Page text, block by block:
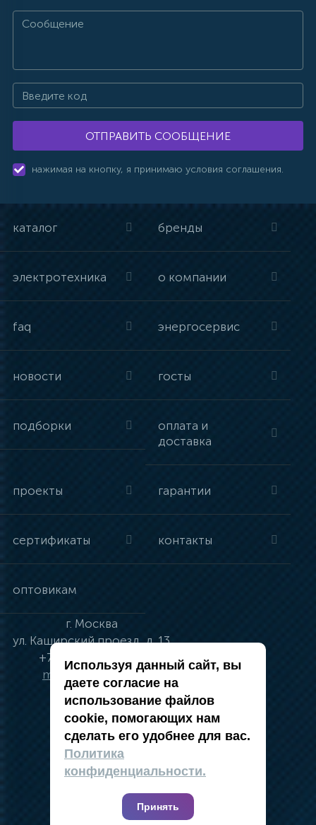
ОТПРАВИТЬ СООБЩЕНИЕ
нажимая на кнопку, я принимаю условия соглашения.
каталог бренды
электротехника о компании
faq энергосервис
новости госты
подборки
оплата и
доставка
проекты гарантии
сертификаты контакты
оптовикам
г. Москва
ул. Каширский проезд, д. 13
+7 (495) 134-41-83
moskva@vincci.ru
политика в отношении обработки
персональных данных
публичная оферта
карта сайта
2019 — 2026 @ Компания Vincci
Используя данный сайт, вы
даете согласие на
использование файлов
cookie, помогающих нам
сделать его удобнее для вас.
Политика
конфиденциальности.
Принять